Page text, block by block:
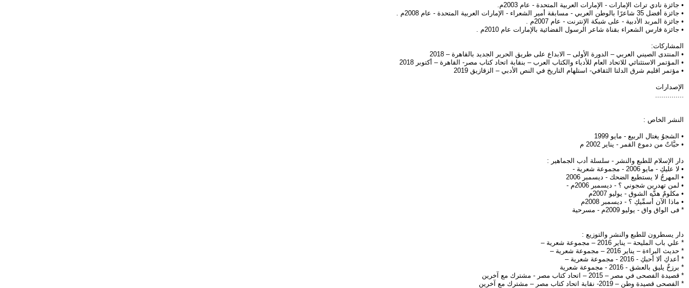
• جائزة نادي تراث الإمارات - الإمارات العربية المتحدة - عام 2003م.
• جائزة أفضل 35 شاعرًا بالوطن العربي - مسابقة أمير الشعراء - الإمارات العربية المتحدة - عام 2008م .
• جائزة المربد الأدبية - على شبكة الإنترنت - عام 2007م .
• جائزة فارس الشعراء بقناة شاعر الرسول الفضائية بالإمارات عام 2010م .
المشاركات:
• المنتدى الصيني العربي – الدورة الأولى – الابداع على طريق الحرير الجديد بالقاهرة – 2018
• المؤتمر الاستثنائي للاتحاد العام للأدباء والكتاب العرب – بنقابة اتحاد كتاب مصر- القاهرة – أكتوبر 2018
• مؤتمر اقليم شرق الدلتا الثقافي- استلهام التاريخ في النص الأدبي – الزقازيق 2019
الإصدارات
النشر الخاص :
• الشجوُ يغتال الربيع - مايو 1999
• حبَّاتٌ من دموع القمر - يناير 2002 م
دار الإسلام للطبع والنشر - سلسلة أدب الجماهير :
• لا عليكِ - مايو 2006 - مجموعة شعرية -
• المهرجُ لا يستطيع الضحك - ديسمبر 2006
• لمن تهدرين شجوني ؟ - ديسمبر 2006م -
• مكلومٌ هدَّه الشوق - يوليو 2007م
• ماذا الآن أُسمِّيكِ ؟ - ديسمبر 2008م
* فى الواق واق - يوليو 2009م - مسرحية
دار يسطرون للطبع والنشر والتوزيع :
* علي باب المليحة – يناير 2016 – مجموعة شعرية –
* حديث البراءة – يناير 2016 – مجموعة شعرية –
* أعدكِ ألا أحبكِ - 2016 - مجموعة شعرية –
* برزخٌ يليق بالعشق - 2016 - مجموعة شعرية
* قصيدة الفصحى في مصر – 2015 – اتحاد كتاب مصر - مشترك مع آخرين
* الفصحى قصيدة وطن – 2019- نقابة اتحاد كتاب مصر – مشترك مع آخرين